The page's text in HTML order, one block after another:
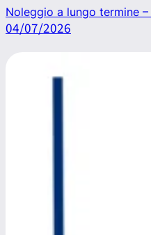
Noleggio a lungo termine
04/07/2026